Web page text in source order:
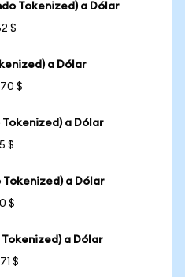
Tokenized) a Dólar
$
a Dólar
$
Tokenized) a Dólar
$
Tokenized) a Dólar
$
a Dólar
$